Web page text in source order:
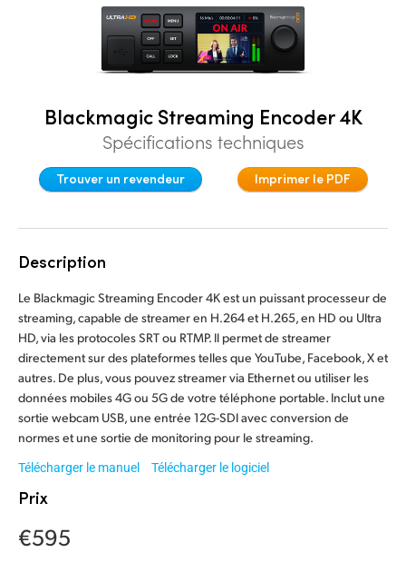
Austria
Denmark
France
Germany
Hong Kong SAR, China
India
Italy
Blackmagic Streaming Encoder 4K
Spécifications techniques
Trouver un revendeur Imprimer le PDF
Description
Le Blackmagic Streaming Encoder 4K est un puissant processeur de
streaming, capable de streamer en H.264 et H.265, en HD ou Ultra
HD, via les protocoles SRT ou RTMP. Il permet de streamer
directement sur des plateformes telles que YouTube, Facebook, X et
autres. De plus, vous pouvez streamer via Ethernet ou utiliser les
données mobiles 4G ou 5G de votre téléphone portable. Inclut une
sortie webcam USB, une entrée 12G-SDI avec conversion de
normes et une sortie de monitoring pour le streaming.
Télécharger le manuel Télécharger le logiciel
Prix
€595